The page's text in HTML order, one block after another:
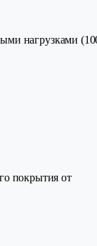
нагрузками
покрытия от